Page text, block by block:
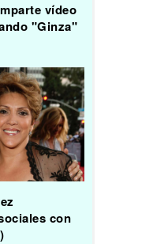
vídeo
"Ginza"
con